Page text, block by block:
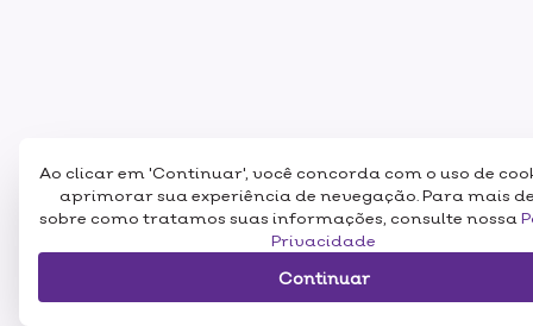
Ao clicar em 'Continuar', você concorda com o uso de
aprimorar sua experiência de nevegação. Para mais
sobre como tratamos suas informações, consulte nossa
Privacidade
Continuar